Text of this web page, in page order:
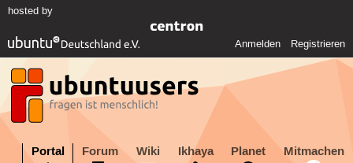
hosted by
Anmelden Registrieren
Portal Forum Wiki Ikhaya Planet Mitmachen